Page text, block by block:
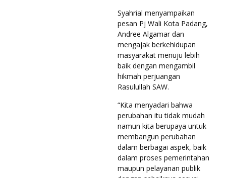
Syahrial menyampaikan
pesan Pj Wali Kota Padang,
Andree Algamar dan
mengajak berkehidupan
masyarakat menuju lebih
baik dengan mengambil
hikmah perjuangan
Rasulullah SAW.
“Kita menyadari bahwa
perubahan itu tidak mudah
namun kita berupaya untuk
membangun perubahan
dalam berbagai aspek, baik
dalam proses pemerintahan
maupun pelayanan publik